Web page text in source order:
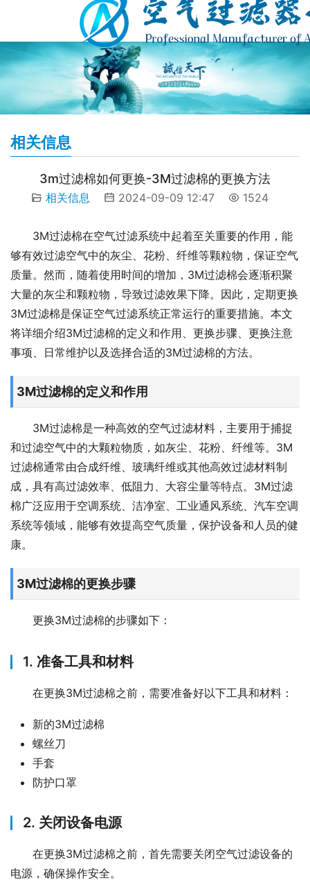
相关信息
3m过滤棉如何更换-3M过滤棉的更换方法
相关信息 2024-09-09 12:47 1524
3M过滤棉在空气过滤系统中起着至关重要的作用，能
够有效过滤空气中的灰尘、花粉、纤维等颗粒物，保证空气
质量。然而，随着使用时间的增加，3M过滤棉会逐渐积聚
大量的灰尘和颗粒物，导致过滤效果下降。因此，定期更换
3M过滤棉是保证空气过滤系统正常运行的重要措施。本文
将详细介绍3M过滤棉的定义和作用、更换步骤、更换注意
事项、日常维护以及选择合适的3M过滤棉的方法。
3M过滤棉的定义和作用
3M过滤棉是一种高效的空气过滤材料，主要用于捕捉
和过滤空气中的大颗粒物质，如灰尘、花粉、纤维等。3M
过滤棉通常由合成纤维、玻璃纤维或其他高效过滤材料制
成，具有高过滤效率、低阻力、大容尘量等特点。3M过滤
棉广泛应用于空调系统、洁净室、工业通风系统、汽车空调
系统等领域，能够有效提高空气质量，保护设备和人员的健
康。
3M过滤棉的更换步骤
更换3M过滤棉的步骤如下：
1. 准备工具和材料
在更换3M过滤棉之前，需要准备好以下工具和材料：
新的3M过滤棉
螺丝刀
手套
防护口罩
2. 关闭设备电源
在更换3M过滤棉之前，首先需要关闭空气过滤设备的
电源，确保操作安全。